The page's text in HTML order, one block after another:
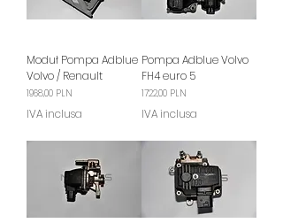
Moduł Pompa Adblue
Volvo / Renault
Prezzo
1968,00 PLN
IVA inclusa
Pompa Adblue Volvo
FH4 euro 5
Prezzo
1722,00 PLN
IVA inclusa